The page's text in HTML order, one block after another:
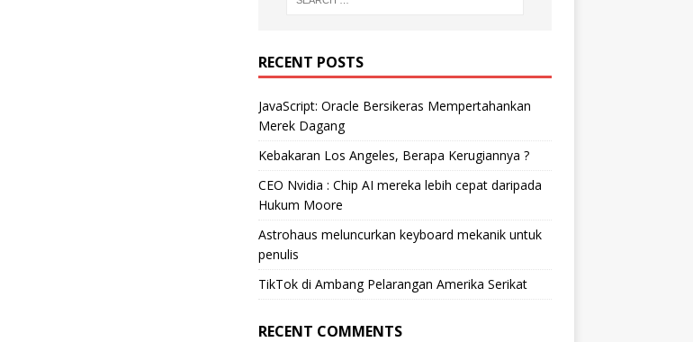
RECENT POSTS
JavaScript: Oracle Bersikeras Mempertahankan
Merek Dagang
Kebakaran Los Angeles, Berapa Kerugiannya ?
CEO Nvidia : Chip AI mereka lebih cepat daripada
Hukum Moore
Astrohaus meluncurkan keyboard mekanik untuk
penulis
TikTok di Ambang Pelarangan Amerika Serikat
RECENT COMMENTS